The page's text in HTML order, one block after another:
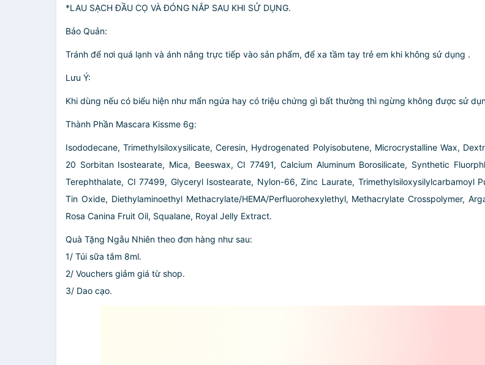
*LAU SẠCH ĐẦU CỌ VÀ ĐÓNG NẮP SAU KHI SỬ DỤNG.
Bảo Quản:
Tránh để nơi quá lạnh và ánh nắng trực tiếp vào sản phẩm, để xa tầm tay trẻ em khi không sử dụng .
Lưu Ý:
Khi dùng nếu có biểu hiện như mẩn ngứa hay có triệu chứng gì bất thường thì ngừng không được sử
Thành Phần Mascara Kissme 6g:
Isododecane, Trimethylsiloxysilicate, Ceresin, Hydrogenated Polyisobutene, Microcrystalline Wax,
20 Sorbitan Isostearate, Mica, Beeswax, CI 77491, Calcium Aluminum Borosilicate, Synthetic
Terephthalate, CI 77499, Glyceryl Isostearate, Nylon-66, Zinc Laurate, Trimethylsiloxysilylcarbamoyl
Tin Oxide, Diethylaminoethyl Methacrylate/HEMA/Perfluorohexylethyl, Methacrylate Crosspolymer,
Rosa Canina Fruit Oil, Squalane, Royal Jelly Extract.
Quà Tặng Ngẫu Nhiên theo đơn hàng như sau:
1/ Túi sữa tắm 8ml.
2/ Vouchers giảm giá từ shop.
3/ Dao cạo.